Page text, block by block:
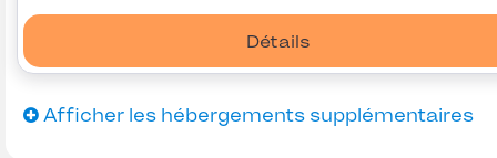
Détails
Afficher les hébergements supplémentaires